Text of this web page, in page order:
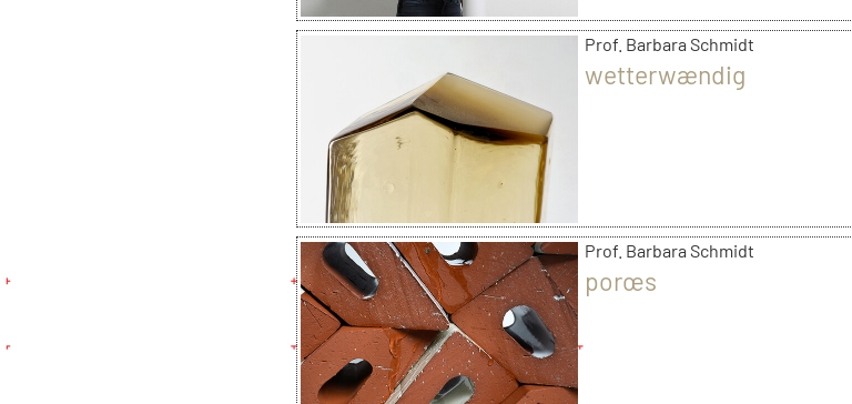
Prof. Barbara Schmidt
wetterwændig
Prof. Barbara Schmidt
porœs